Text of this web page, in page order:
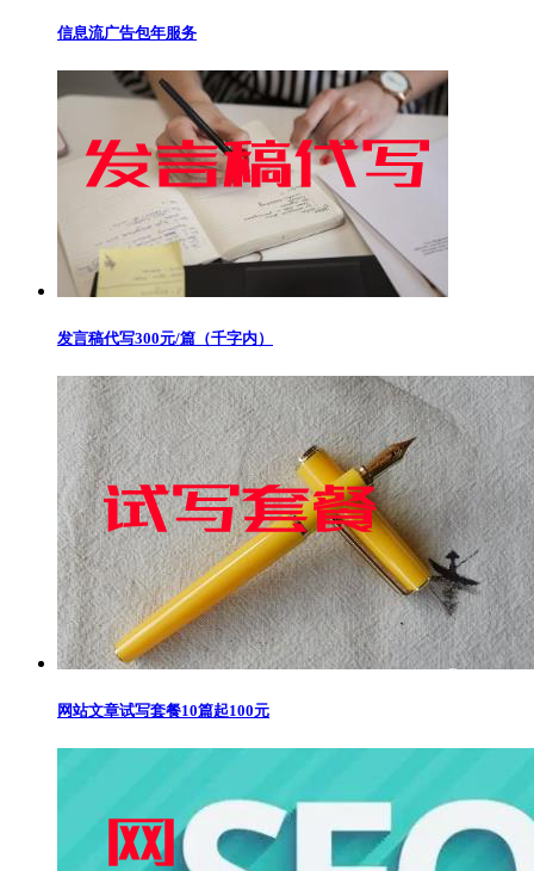
信息流广告包年服务
发言稿代写300元/篇（千字内）
网站文章试写套餐10篇起100元